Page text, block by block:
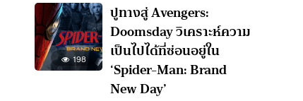
198
ปูทางสู่ Avengers:
Doomsday วิเคราะห์ความ
เป็นไปได้ที่ซ่อนอยู่ใน
‘Spider-Man: Brand
New Day’